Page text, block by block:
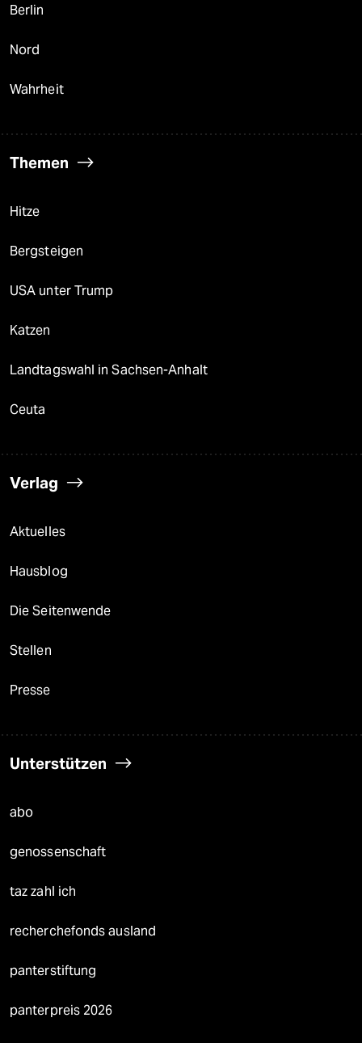
Berlin
Nord
Wahrheit
Themen
Hitze
Bergsteigen
USA unter Trump
Katzen
Landtagswahl in Sachsen-Anhalt
Ceuta
Verlag
Aktuelles
Hausblog
Die Seitenwende
Stellen
Presse
Unterstützen
abo
genossenschaft
taz zahl ich
recherchefonds ausland
panterstiftung
panterpreis 2026